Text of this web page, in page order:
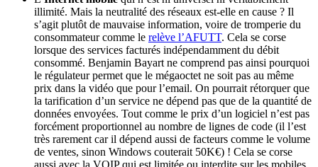
illimité. Mais la neutralité des réseaux est-elle en cause ? Il
s’agit plutôt de mauvaise information, voire de tromperie du
consommateur comme le relève l’AFUTT. Cela se corse
lorsque des services facturés indépendamment du débit
consommé. Benjamin Bayart ne comprend pas ainsi pourquoi
le régulateur permet que le mégaoctet ne soit pas au même
prix dans la vidéo que pour l’email. On pourrait rétorquer que
la tarification d’un service ne dépend pas que de la quantité de
données envoyées. Tout comme le prix d’un logiciel n’est pas
forcément proportionnel au nombre de lignes de code (il l’est
très rarement car il dépend aussi de facteurs comme le volume
de ventes, sinon Windows couterait 50K€) ! Cela se corse
aussi avec la VOIP qui est limitée ou interdite sur les mobiles